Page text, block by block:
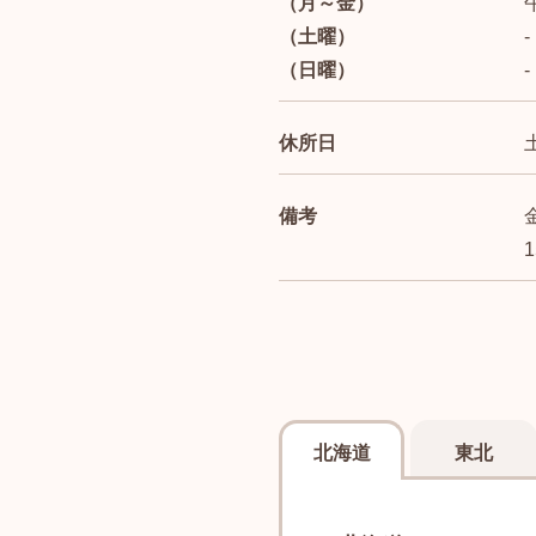
（土曜）
（日曜）
-
-
休所日
備考
北海道 東北